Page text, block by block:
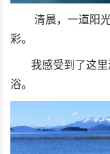
清晨，一道阳光
彩。
我感受到了这里
浴。